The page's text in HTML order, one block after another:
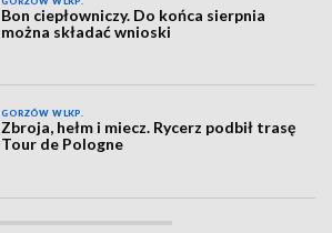
Bon ciepłowniczy. Do końca sierpnia
można składać wnioski
GORZÓW WLKP.
Zbroja, hełm i miecz. Rycerz podbił trasę
Tour de Pologne